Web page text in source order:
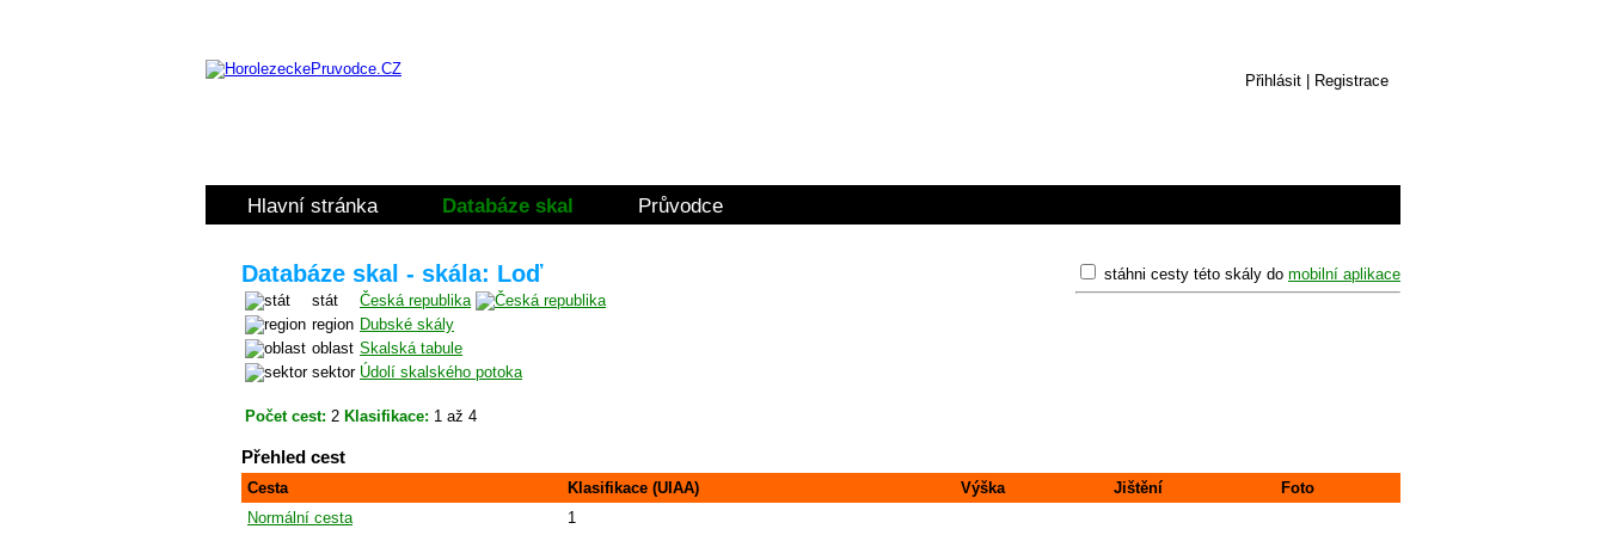
Přihlásit Registrace
Hlavní stránka Databáze skal Průvodce
stáhni cesty této skály do mobilní aplikace
Databáze skal - skála: Loď
stát
Česká republika
region Dubské skály
oblast Skalská tabule
sektor Údolí skalského potoka
Počet cest: 2 Klasifikace: 1 až 4
Přehled cest
Cesta Klasifikace (UIAA) Výška Jištění
Foto
Normální cesta
1